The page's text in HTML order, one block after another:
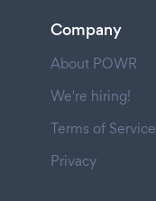
Company
About POWR
We're hiring!
Terms of Service
Privacy